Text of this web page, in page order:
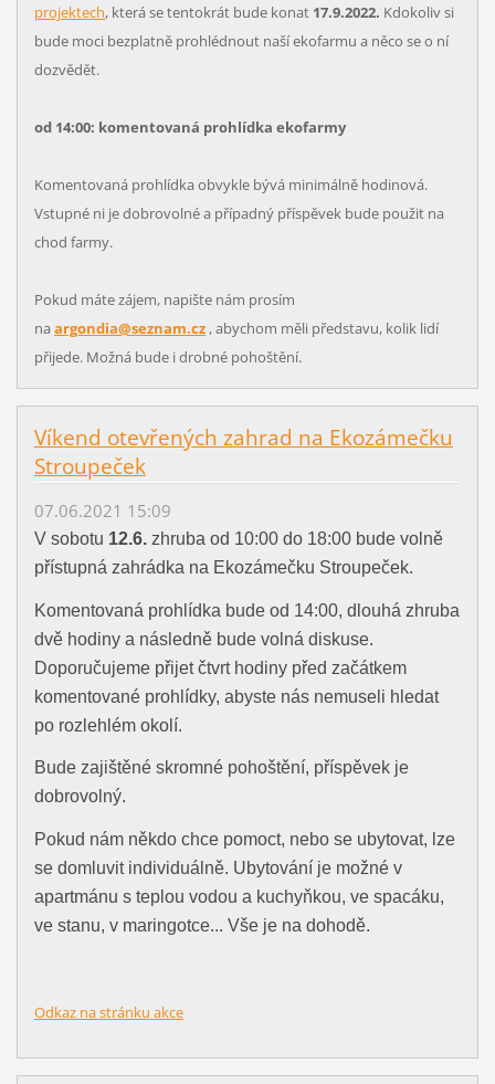
projektech, která se tentokrát bude konat 17.9.2022. Kdokoliv si
bude moci bezplatně prohlédnout naší ekofarmu a něco se o ní
dozvědět.
od 14:00: komentovaná prohlídka ekofarmy
Komentovaná prohlídka obvykle bývá minimálně hodinová.
Vstupné ni je dobrovolné a případný příspěvek bude použit na
chod farmy.
Pokud máte zájem, napište nám prosím
na argondia@seznam.cz, abychom měli představu, kolik lidí
přijede. Možná bude i drobné pohoštění.
Víkend otevřených zahrad na Ekozámečku
Stroupeček
07.06.2021 15:09
V sobotu 12.6.zhruba od 10:00 do 18:00 bude volně
přístupná zahrádka na Ekozámečku Stroupeček.
Komentovaná prohlídka bude od 14:00, dlouhá zhruba
dvě hodiny a následně bude volná diskuse.
Doporučujeme přijet čtvrt hodiny před začátkem
komentované prohlídky, abyste nás nemuseli hledat
po rozlehlém okolí.
Bude zajištěné skromné pohoštění, příspěvek je
dobrovolný.
Pokud nám někdo chce pomoct, nebo se ubytovat, lze
se domluvit individuálně. Ubytování je možné v
apartmánu s teplou vodou a kuchyňkou, ve spacáku,
ve stanu, v maringotce... Vše je na dohodě.
Odkaz na stránku akce